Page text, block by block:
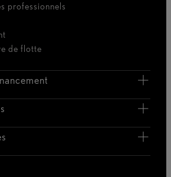
professionnels
de flotte